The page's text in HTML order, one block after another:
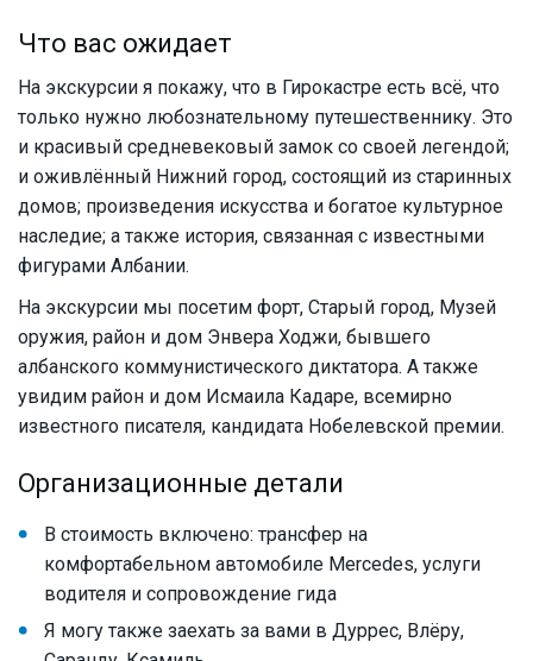
Что вас ожидает
На экскурсии я покажу, что в Гирокастре есть всё, что
только нужно любознательному путешественнику. Это
и красивый средневековый замок со своей легендой;
и оживлённый Нижний город, состоящий из старинных
домов; произведения искусства и богатое культурное
наследие; а также история, связанная с известными
фигурами Албании.
На экскурсии мы посетим форт, Старый город, Музей
оружия, район и дом Энвера Ходжи, бывшего
албанского коммунистического диктатора. А также
увидим район и дом Исмаила Кадаре, всемирно
известного писателя, кандидата Нобелевской премии.
Организационные детали
В стоимость включено: трансфер на
комфортабельном автомобиле Mercedes, услуги
водителя и сопровождение гида
Я могу также заехать за вами в Дуррес, Влёру,